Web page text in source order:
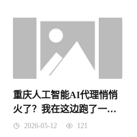
重庆人工智能AI代理悄悄
火了？我在这边跑了一个
月，跟你说点大实话
2026-05-12 121